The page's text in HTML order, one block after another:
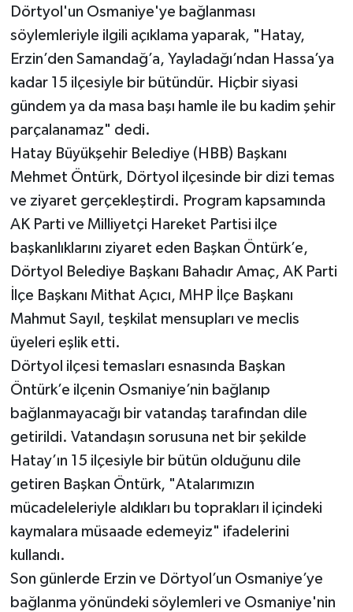
Dörtyol'un Osmaniye'ye bağlanması
söylemleriyle ilgili açıklama yaparak, "Hatay,
Erzin’den Samandağ’a, Yayladağı’ndan Hassa’ya
kadar 15 ilçesiyle bir bütündür. Hiçbir siyasi
gündem ya da masa başı hamle ile bu kadim şehir
parçalanamaz" dedi.
Hatay Büyükşehir Belediye (HBB) Başkanı
Mehmet Öntürk, Dörtyol ilçesinde bir dizi temas
ve ziyaret gerçekleştirdi. Program kapsamında
AK Parti ve Milliyetçi Hareket Partisi ilçe
başkanlıklarını ziyaret eden Başkan Öntürk’e,
Dörtyol Belediye Başkanı Bahadır Amaç, AK Parti
İlçe Başkanı Mithat Açıcı, MHP İlçe Başkanı
Mahmut Sayıl, teşkilat mensupları ve meclis
üyeleri eşlik etti.
Dörtyol ilçesi temasları esnasında Başkan
Öntürk’e ilçenin Osmaniye’nin bağlanıp
bağlanmayacağı bir vatandaş tarafından dile
getirildi. Vatandaşın sorusuna net bir şekilde
Hatay’ın 15 ilçesiyle bir bütün olduğunu dile
getiren Başkan Öntürk, "Atalarımızın
mücadeleleriyle aldıkları bu toprakları il içindeki
kaymalara müsaade edemeyiz" ifadelerini
kullandı.
Son günlerde Erzin ve Dörtyol’un Osmaniye’ye
bağlanma yönündeki söylemleri ve Osmaniye'nin